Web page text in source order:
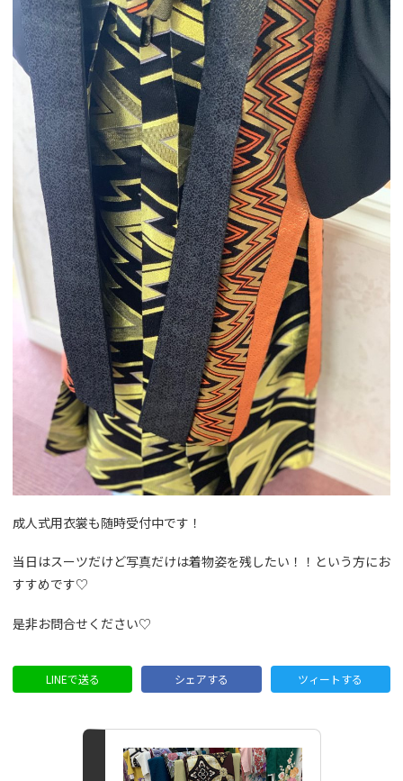
成人式用衣裳も随時受付中です！
当日はスーツだけど写真だけは着物姿を残したい！！という方にお
すすめです♡
是非お問合せください♡
LINEで送る シェアする ツィートする